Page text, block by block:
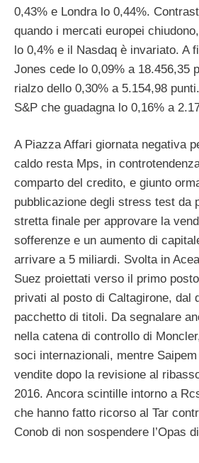
0,43% e Londra lo 0,44%.
quando i mercati europei
lo 0,4% e il Nasdaq è invariato. A
Jones cede lo 0,09% a 18.456,35
rialzo dello 0,30% a 5.154,98
S&P che guadagna lo 0,16% a
A Piazza Affari giornata negativa
caldo resta Mps, in
comparto del credito, e giunto
pubblicazione degli stress test da
stretta finale per approvare la
sofferenze e un aumento di
arrivare a 5 miliardi. Svolta in
Suez proiettati verso il primo
privati al posto di Caltagirone, dal
pacchetto di titoli. Da segnalare
nella catena di controllo di
soci internazionali, mentre
vendite dopo la revisione al
2016. Ancora scintille intorno a
che hanno fatto ricorso al Tar
Conob di non sospendere l’Opas